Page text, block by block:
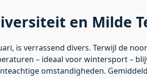
en Milde
is verrassend divers. Terwijl de
– ideaal voor wintersport –
omstandigheden.